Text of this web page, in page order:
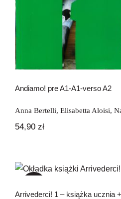
Andiamo! pre A1-A1-verso A2
Anna Bertelli, Elisabetta Aloisi,
54,90 zł
Arrivederci! 1 –
Arrivederci! 1 – książka ucznia